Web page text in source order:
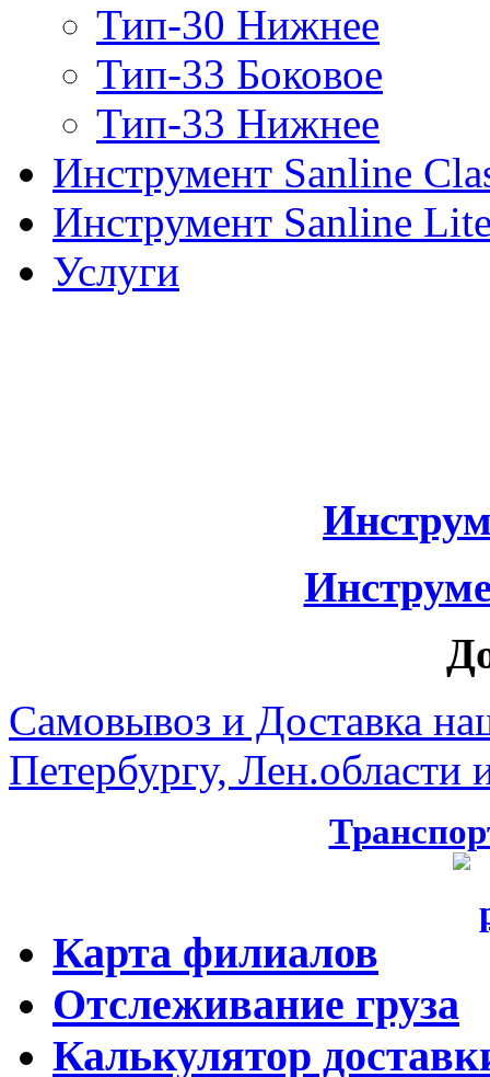
Тип-30 Нижнее
Тип-33 Боковое
Тип-33 Нижнее
Инструмент Sanline
Инструмент Sanline
Услуги
Самовывоз и Доставка
Петербургу, Лен.области
Карта филиалов
Отслеживание груза
Калькулятор